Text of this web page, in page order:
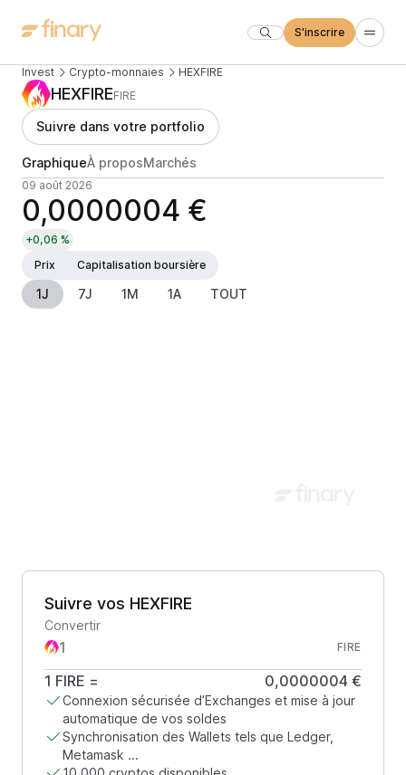
S'inscrire
Invest Crypto-monnaies HEXFIRE
HEXFIREFIRE
Suivre dans votre portfolio
GraphiqueÀ proposMarchés
09 août 2026
0,0000004 €
+0,06 %
Prix
Capitalisation boursière
1J 7J 1M 1A TOUT
Suivre vos HEXFIRE
Convertir
FIRE
1 FIRE = 0,0000004 €
Connexion sécurisée d’Exchanges et mise à jour
automatique de vos soldes
Synchronisation des Wallets tels que Ledger,
Metamask ...